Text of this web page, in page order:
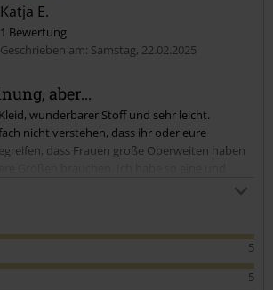
Katja E.
1 Bewertung
Geschrieben am: Samstag, 22.02.2025
aber...
wunderbarer Stoff und sehr leicht.
nicht verstehen, dass ihr oder eure
dass Frauen große Oberweiten haben
den Reisverschluss nicht geschlossen, ohne
ich das gleiche Kleid, in der gleichen Größe,
einmal gekauft und das passt immer noch.
5
5